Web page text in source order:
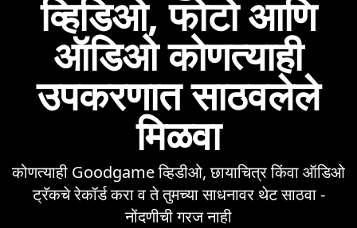
व्हिडिओ, फोटो आणि
ऑडिओ कोणत्याही
उपकरणात साठवलेले
मिळवा
कोणत्याही Goodgame व्हिडीओ, छायाचित्र किंवा ऑडिओ
ट्रॅकचे रेकॉर्ड करा व ते तुमच्या साधनावर थेट साठवा -
नोंदणीची गरज नाही